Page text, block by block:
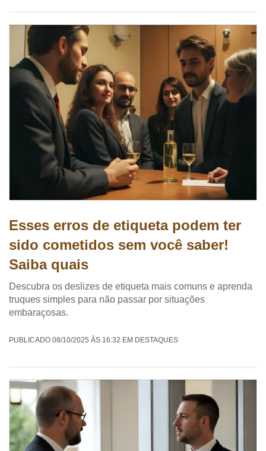
Esses erros de etiqueta podem ter
sido cometidos sem você saber!
Saiba quais
Descubra os deslizes de etiqueta mais comuns e aprenda
truques simples para não passar por situações
embaraçosas.
PUBLICADO 08/10/2025 ÀS 16:32 EM DESTAQUES